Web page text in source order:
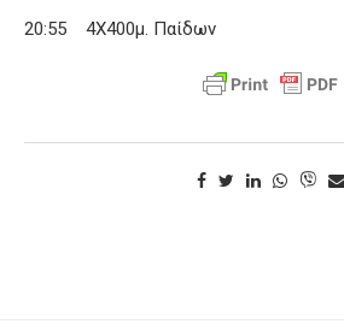
20:55 4Χ400μ. Παίδων